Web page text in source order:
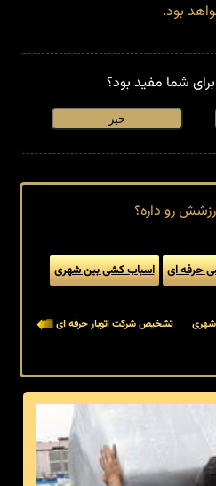
بود.
شما مفید بود؟
خیر
رو داره؟
حرفه ای اسباب کشی بین شهری
تشخیص شرکت اتوبار حرفه ای